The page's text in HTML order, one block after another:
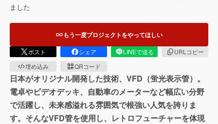
ました
もう一度プロジェクトをやってほしい
ポスト シェア LINEで送る
URLコピー
埋め込み
QRコード
日本がオリジナル開発した技術、VFD（蛍光表示管）。
電卓やビデオデッキ、自動車のメーターなど幅広い分野
で活躍し、未来感溢れる雰囲気で根強い人気を誇りま
す。そんなVFD管を使用し、レトロフューチャーを体現